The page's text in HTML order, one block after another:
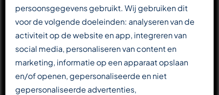
LEES VERDER OVER T-REX
persoonsgegevens gebruikt. Wij gebruiken dit
voor de volgende doeleinden: analyseren van de
activiteit op de website en app, integreren van
social media, personaliseren van content en
marketing, informatie op een apparaat opslaan
en/of openen, gepersonaliseerde en niet
gepersonaliseerde advertenties,